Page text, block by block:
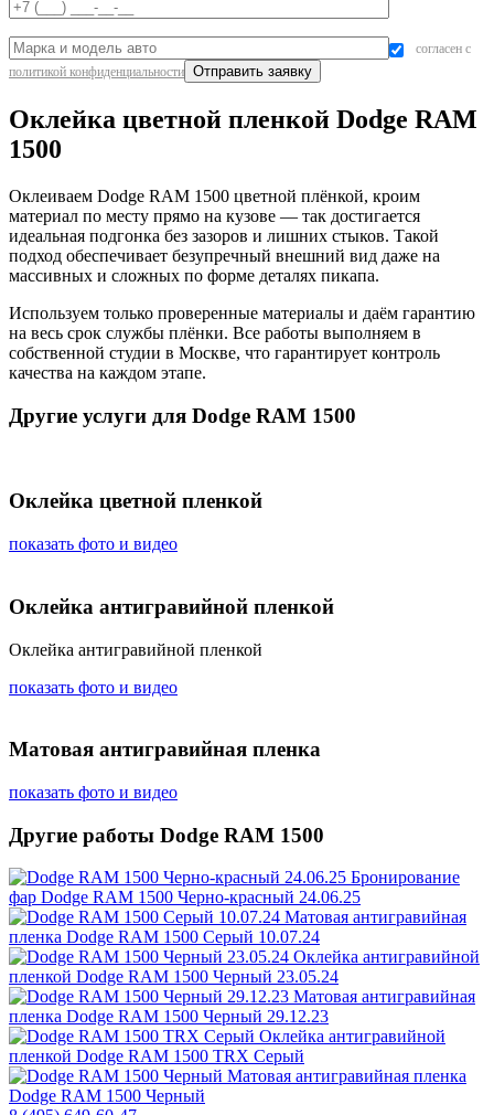
согласен с
политикой конфиденциальности
Оклейка цветной пленкой Dodge RAM
1500
Оклеиваем Dodge RAM 1500 цветной плёнкой, кроим
материал по месту прямо на кузове — так достигается
идеальная подгонка без зазоров и лишних стыков. Такой
подход обеспечивает безупречный внешний вид даже на
массивных и сложных по форме деталях пикапа.
Используем только проверенные материалы и даём гарантию
на весь срок службы плёнки. Все работы выполняем в
собственной студии в Москве, что гарантирует контроль
качества на каждом этапе.
Другие услуги для Dodge RAM 1500
Оклейка цветной пленкой
показать фото и видео
Оклейка антигравийной пленкой
Оклейка антигравийной пленкой
показать фото и видео
Матовая антигравийная пленка
показать фото и видео
Другие работы Dodge RAM 1500
Бронирование
фар Dodge RAM 1500 Черно-красный 24.06.25
Матовая антигравийная
пленка Dodge RAM 1500 Серый 10.07.24
Оклейка антигравийной
пленкой Dodge RAM 1500 Черный 23.05.24
Матовая антигравийная
пленка Dodge RAM 1500 Черный 29.12.23
Оклейка антигравийной
пленкой Dodge RAM 1500 TRX Серый
Матовая антигравийная пленка
Dodge RAM 1500 Черный